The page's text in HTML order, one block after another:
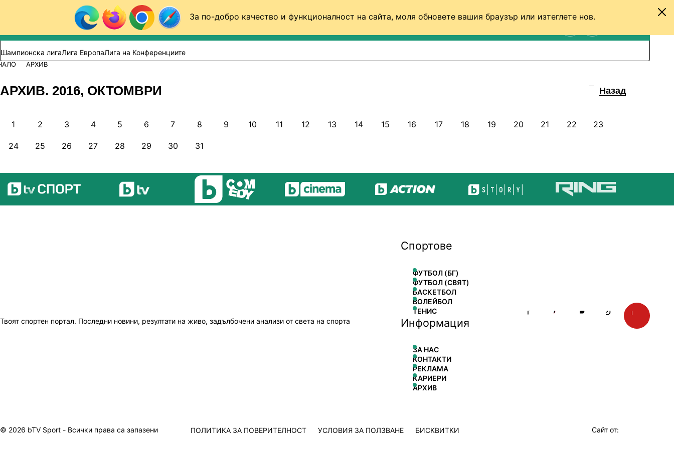
За по-добро качество и функционалност на сайта, моля обновете вашия браузър или изтеглете нов.
Към съдържанието
Търси в сайта
ВИДЕО ФУТБОЛ (БГ)
Шампионска лигаЛига ЕвропаЛига на Конференциите
АРХИВ
АРХИВ. 2016, ОКТОМВРИ Назад
1 2 3 4 5 6 7 8 9 10 11 12 13 14 15 16 17 18 19 20 21 22 23
24 25 26 27 28 29 30 31
Твоят спортен портал. Последни новини, резултати на живо, задълбочени анализи от света на спорта
Спортове
ФУТБОЛ (БГ)
ФУТБОЛ (СВЯТ)
БАСКЕТБОЛ
ВОЛЕЙБОЛ
ТЕНИС
Информация
ЗА НАС
КОНТАКТИ
РЕКЛАМА
КАРИЕРИ
АРХИВ
© 2026 bTV Sport - Всички права са запазени ПОЛИТИКА ЗА ПОВЕРИТЕЛНОСТ УСЛОВИЯ ЗА ПОЛЗВАНЕ БИСКВИТКИ Сайт от: